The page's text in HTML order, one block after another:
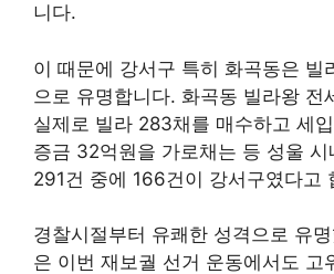
니다.
이 때문에 강서구 특히 화곡동은 빌
으로 유명합니다. 화곡동 빌라왕 전
실제로 빌라 283채를 매수하고 세
증금 32억원을 가로채는 등 성울 시
291건 중에 166건이 강서구였다고
경찰시절부터 유쾌한 성격으로 유
은 이번 재보궐 선거 운동에서도 고